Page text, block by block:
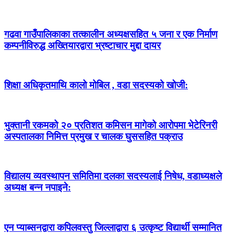
गढवा गाउँपालिकाका तत्कालीन अध्यक्षसहित ५ जना र एक निर्माण
कम्पनीविरुद्ध अख्तियारद्वारा भ्रष्टाचार मुद्दा दायर
शिक्षा अधिकृतमाथि कालो मोबिल , वडा सदस्यको खोजी:
भुक्तानी रकमको २० प्रतिशत कमिसन मागेको आरोपमा भेटेरिनरी
अस्पतालका निमित्त प्रमुख र चालक घुससहित पक्राउ
विद्यालय व्यवस्थापन समितिमा दलका सदस्यलाई निषेध, वडाध्यक्षले
अध्यक्ष बन्न नपाइने:
एन प्याब्सनद्वारा कपिलवस्तु जिल्लाद्वारा ६ उत्कृष्ट विद्यार्थी सम्मानित